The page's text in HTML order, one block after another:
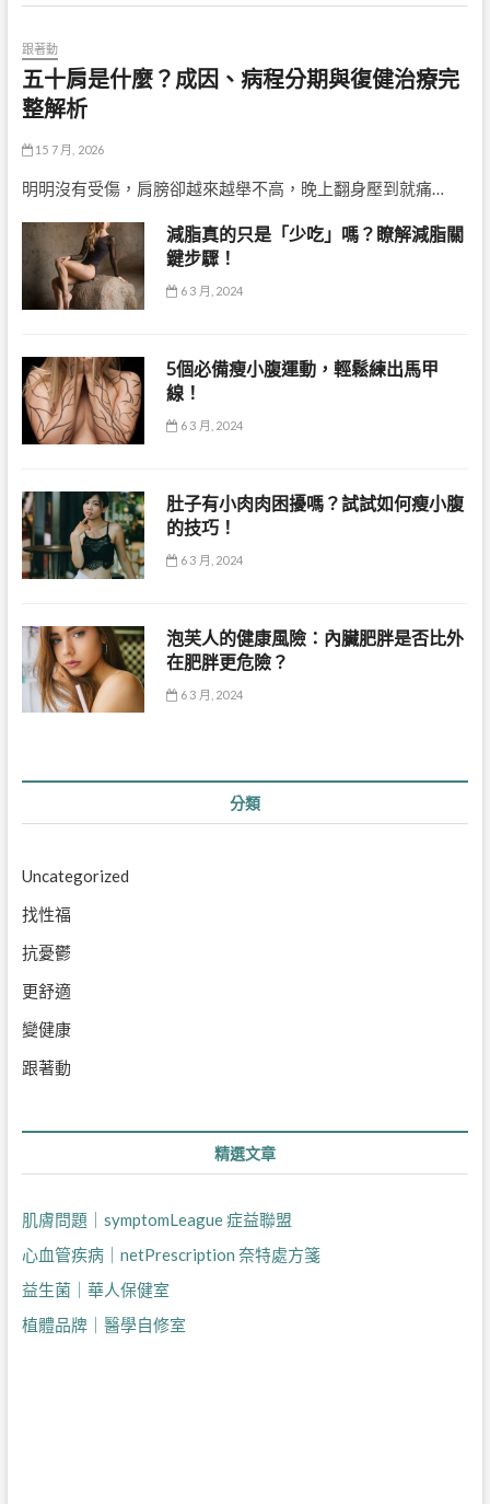
跟著動
五十肩是什麼？成因、病程分期與復健治療完
整解析
15 7 月, 2026
明明沒有受傷，肩膀卻越來越舉不高，晚上翻身壓到就痛…
減脂真的只是「少吃」嗎？瞭解減脂關
鍵步驟！
6 3 月, 2024
5個必備瘦小腹運動，輕鬆練出馬甲
線！
6 3 月, 2024
肚子有小肉肉困擾嗎？試試如何瘦小腹
的技巧！
6 3 月, 2024
泡芙人的健康風險：內臟肥胖是否比外
在肥胖更危險？
6 3 月, 2024
分類
Uncategorized
找性福
抗憂鬱
更舒適
變健康
跟著動
精選文章
肌膚問題｜symptomLeague 症益聯盟
心血管疾病｜netPrescription 奈特處方箋
益生菌｜華人保健室
植體品牌｜醫學自修室